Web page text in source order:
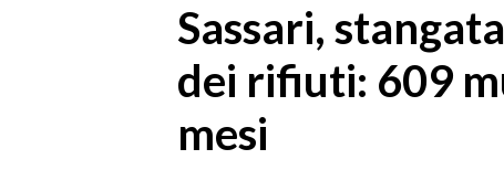
PROVINCIA DI CAGLIARISassari,
dei rifiuti: 609
mesi